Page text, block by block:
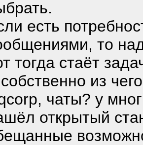
есть
то
тогда стаёт
из
чаты? у
открытый